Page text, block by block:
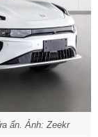
ẩn. Ảnh: Zeekr